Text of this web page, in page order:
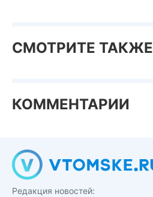
СМОТРИТЕ ТАКЖЕ
КОММЕНТАРИИ
Редакция новостей: